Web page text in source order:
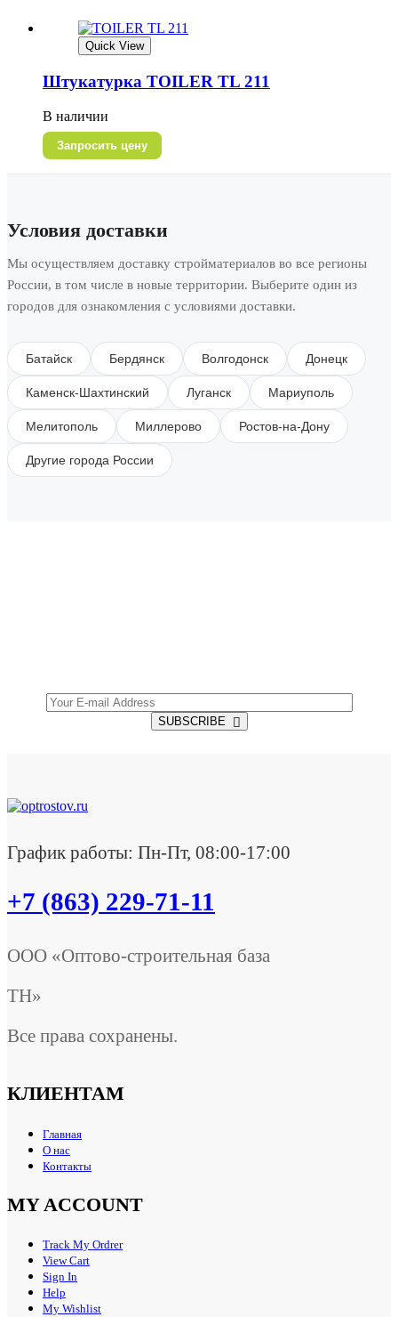
Quick View
Штукатурка TOILER TL 211
В наличии
Запросить цену
Условия доставки
Мы осуществляем доставку стройматериалов во все регионы
России, в том числе в новые территории. Выберите один из
городов для ознакомления с условиями доставки.
Батайск Бердянск Волгодонск Донецк
Каменск-Шахтинский Луганск Мариуполь
Мелитополь Миллерово Ростов-на-Дону
Другие города России
SUBSCRIBE
График работы: Пн-Пт, 08:00-17:00
+7 (863) 229-71-11
ООО «Оптово-строительная база
ТН»
Все права сохранены.
КЛИЕНТАМ
Главная
О нас
Контакты
MY ACCOUNT
Track My Ordrer
View Cart
Sign In
Help
My Wishlist